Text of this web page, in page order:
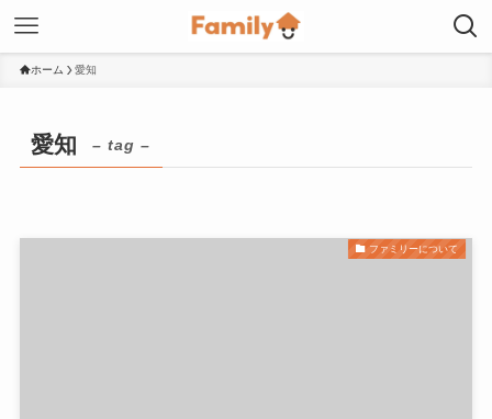
ホーム 愛知
愛知 – tag –
ファミリーについて